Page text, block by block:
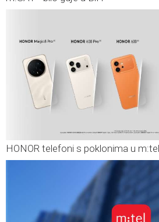
HONOR telefoni s poklonima u